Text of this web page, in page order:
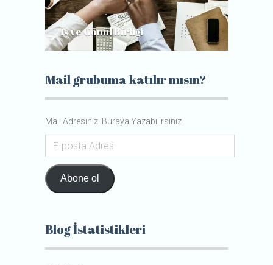
İş ve Gönül Birliği
Mail grubuma katılır mısın?
Mail Adresinizi Buraya Yazabilirsiniz
posta
Adresi
Abone ol
Blog İstatistikleri